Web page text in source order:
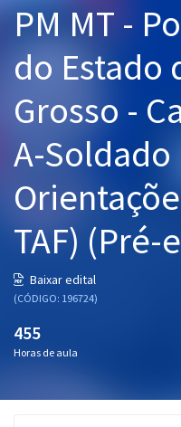
Cursos 20% OFF
Pós
Graduação
OAB
Mentorias
Questões grátis
Blog
Aprovados
PM MT -
do Estado
Grosso -
A-Soldado
TAF) (Pré-
Baixar edital
(CÓDIGO: 196724)
455
Horas de aula